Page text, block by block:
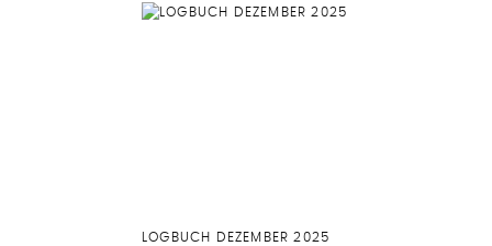
LOGBUCH DEZEMBER 2025